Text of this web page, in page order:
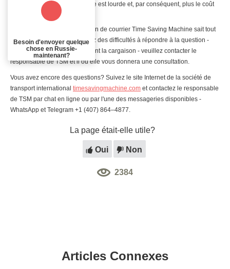
dans le paquet, plus la boîte est lourde et, par conséquent, plus le coût
est élevé.
L'équipe du service de livraison de courrier Time Saving Machine sait tout
sur les colis, donc si vous avez des difficultés à répondre à la question -
comment emballer correctement la cargaison - veuillez contacter le
responsable de TSM et il ou elle vous donnera une consultation.
Vous avez encore des questions? Suivez le site Internet de la société de
transport international timesavingmachine.com et contactez le responsable
de TSM par chat en ligne ou par l'une des messageries disponibles -
WhatsApp et Telegram +1 (407) 864–4877.
La page était-elle utile?
Oui Non
2384
Articles Connexes
Besoin d'envoyer quelque
chose en Russie-
maintenant?